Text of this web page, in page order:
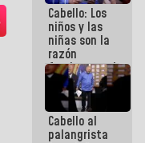
por
terremotos
Cabello: Los
niños y las
niñas son la
razón
fundamental
de todo lo
que
estamos
haciendo
Cabello al
palangrista